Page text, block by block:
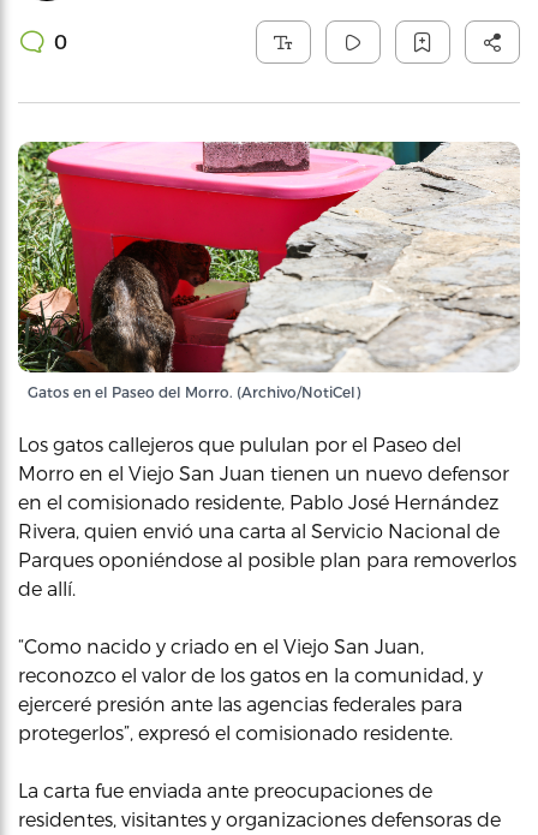
0
Gatos en el Paseo del Morro. (Archivo/NotiCel)
Los gatos callejeros que pululan por el Paseo del
Morro en el Viejo San Juan tienen un nuevo defensor
en el comisionado residente, Pablo José Hernández
Rivera, quien envió una carta al Servicio Nacional de
Parques oponiéndose al posible plan para removerlos
de allí.
“Como nacido y criado en el Viejo San Juan,
reconozco el valor de los gatos en la comunidad, y
ejerceré presión ante las agencias federales para
protegerlos”, expresó el comisionado residente.
La carta fue enviada ante preocupaciones de
residentes, visitantes y organizaciones defensoras de